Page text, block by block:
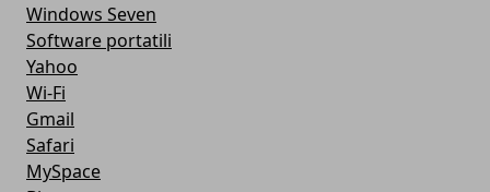
Windows Seven
Software portatili
Yahoo
Wi-Fi
Gmail
Safari
MySpace